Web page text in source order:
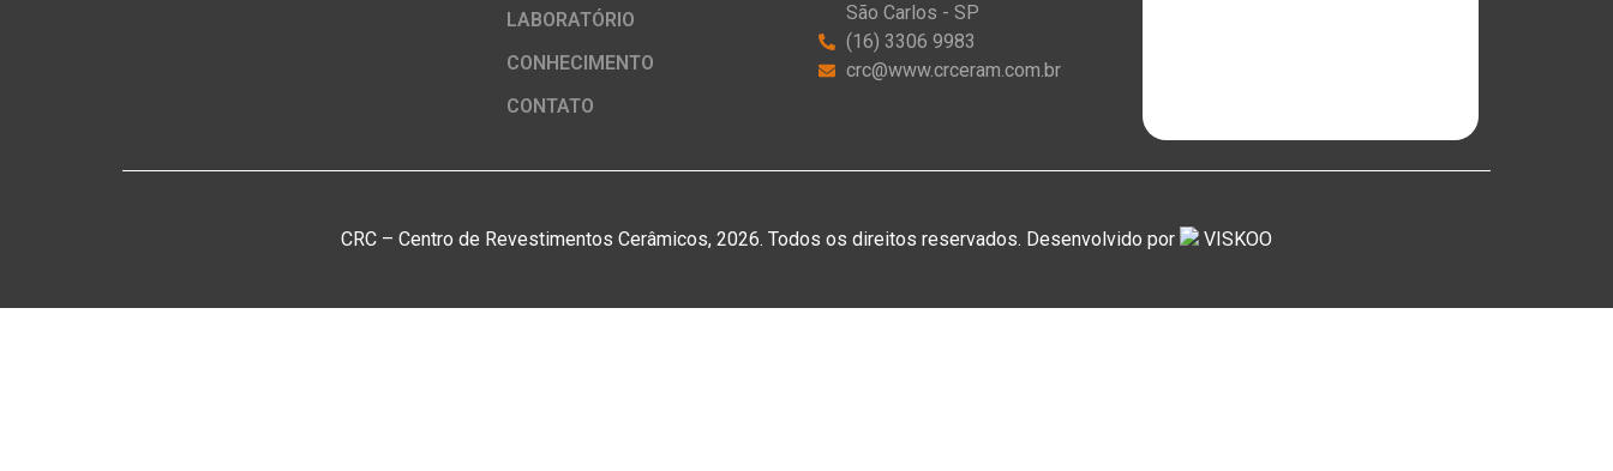
LABORATÓRIO
CONHECIMENTO
CONTATO
São Carlos - SP
(16) 3306 9983
crc@www.crceram.com.br
CRC – Centro de Revestimentos Cerâmicos, 2026. Todos os direitos reservados. Desenvolvido por VISKOO